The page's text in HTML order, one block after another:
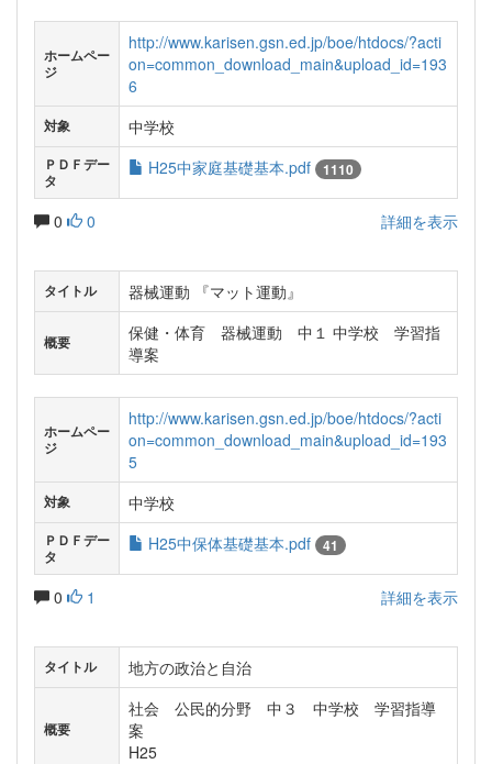
ホームペー
ジ
http://www.karisen.gsn.ed.jp/boe/htdocs/?acti
on=common_download_main&upload_id=193
6
対象 中学校
ＰＤＦデー
タ
H25中家庭基礎基本.pdf 1110
0 0 詳細を表示
タイトル 器械運動 『マット運動』
概要
保健・体育 器械運動 中１ 中学校 学習指
導案
ホームペー
ジ
http://www.karisen.gsn.ed.jp/boe/htdocs/?acti
on=common_download_main&upload_id=193
5
対象 中学校
ＰＤＦデー
タ
H25中保体基礎基本.pdf 41
0 1 詳細を表示
タイトル 地方の政治と自治
概要
社会 公民的分野 中３ 中学校 学習指導
案
H25